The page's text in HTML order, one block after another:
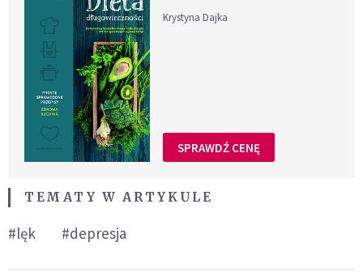
Krystyna Dajka
SPRAWDŹ CENĘ
TEMATY W ARTYKULE
#lęk #depresja